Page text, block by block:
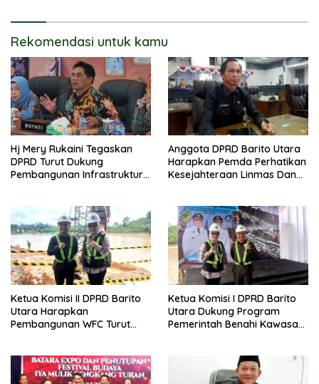
Rekomendasi untuk kamu
Hj Mery Rukaini Tegaskan
DPRD Turut Dukung
Pembangunan Infrastruktur
Anggota DPRD Barito Utara
Harapkan Pemda Perhatikan
Kesejahteraan Linmas Dan
Ketua Komisi II DPRD Barito
Utara Harapkan
Pembangunan WFC Turut
Ketua Komisi I DPRD Barito
Utara Dukung Program
Pemerintah Benahi Kawasan